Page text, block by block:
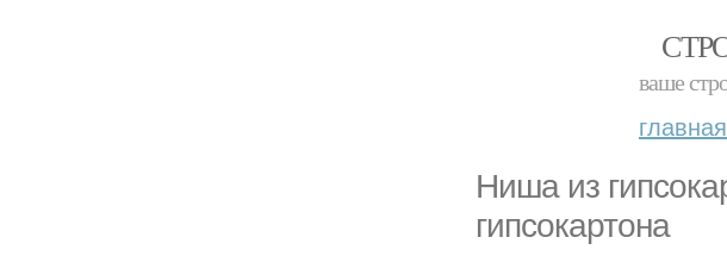
ваше
главная
Ниша из
гипсокартона